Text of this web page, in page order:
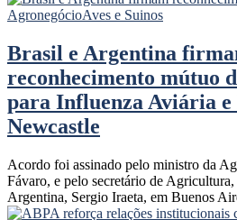
AgronegócioAves e Suinos
Brasil e Argentina
reconhecimento mútuo
para Influenza Aviária e
Newcastle
Acordo foi assinado pelo ministro da
Fávaro, e pelo secretário de Agricultura,
Argentina, Sergio Iraeta, em Buenos